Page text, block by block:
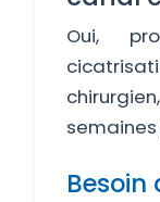
Oui,
Besoin